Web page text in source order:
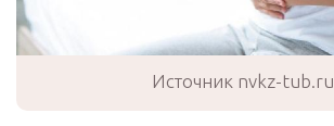
Источник nvkz-tub.ru